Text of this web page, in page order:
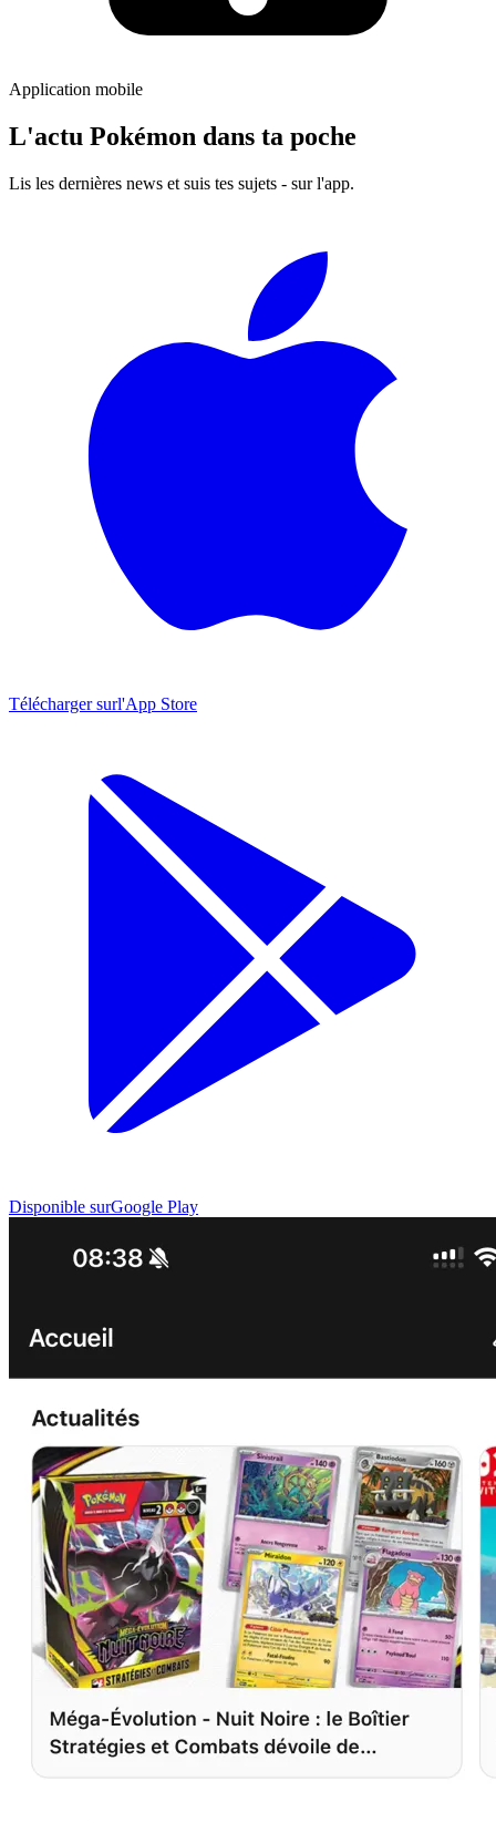
Application mobile
L'actu Pokémon dans ta poche
Lis les dernières news et suis tes sujets - sur l'app.
Télécharger surl'App Store
Disponible surGoogle Play